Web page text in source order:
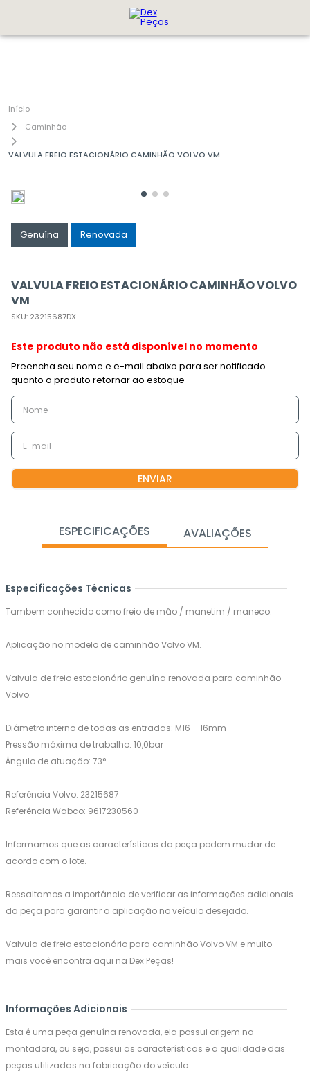
Caminhão
VALVULA FREIO ESTACIONÁRIO CAMINHÃO VOLVO VM
Genuína Renovada
VALVULA FREIO ESTACIONÁRIO CAMINHÃO VOLVO
VM
SKU: 23215687DX
Este produto não está disponível no momento
ENVIAR
ESPECIFICAÇÕES AVALIAÇÕES
Especificações Técnicas
Tambem conhecido como freio de mão / manetim / maneco.
Aplicação no modelo de caminhão Volvo VM.
Valvula de freio estacionário genuína renovada para caminhão
Volvo.
Diâmetro interno de todas as entradas: M16 – 16mm
Pressão máxima de trabalho: 10,0bar
Ângulo de atuação: 73°
Referência Volvo: 23215687
Referência Wabco: 9617230560
Informamos que as características da peça podem mudar de
acordo com o lote.
Ressaltamos a importância de verificar as informações adicionais
da peça para garantir a aplicação no veículo desejado.
Valvula de freio estacionário para caminhão Volvo VM e muito
mais você encontra aqui na Dex Peças!
Informações Adicionais
Esta é uma peça genuína renovada, ela possui origem na
montadora, ou seja, possui as características e a qualidade das
peças utilizadas na fabricação do veículo.